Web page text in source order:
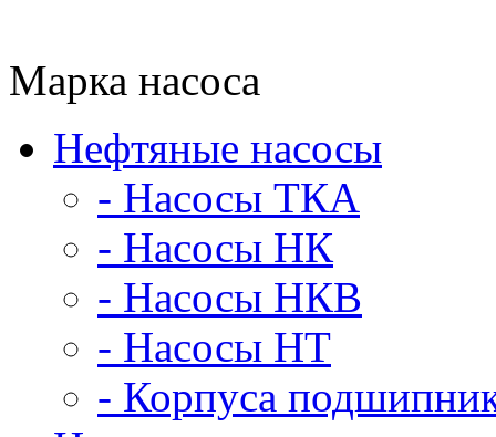
Марка насоса
Нефтяные насосы
- Насосы ТКА
- Насосы НК
- Насосы НКВ
- Насосы НТ
- Корпуса